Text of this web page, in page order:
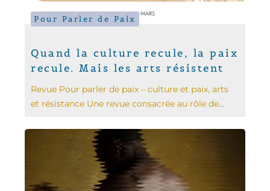
Pour Parler de Paix
Quand la culture recule, la paix
recule. Mais les arts résistent
Revue Pour parler de paix – culture et paix, arts
et résistance Une revue consacrée au rôle de...